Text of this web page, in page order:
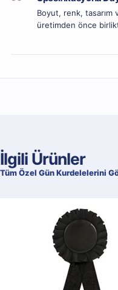
Boyut, renk,
üretimden önce
İlgili Ürünler
Tüm Özel Gün Kurdelelerini